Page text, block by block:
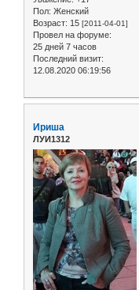
Пол: Женский
Возраст: 15 [2011-04-01]
Провел на форуме:
25 дней 7 часов
Последний визит:
12.08.2020 06:19:56
Ириша
ЛУИ1312